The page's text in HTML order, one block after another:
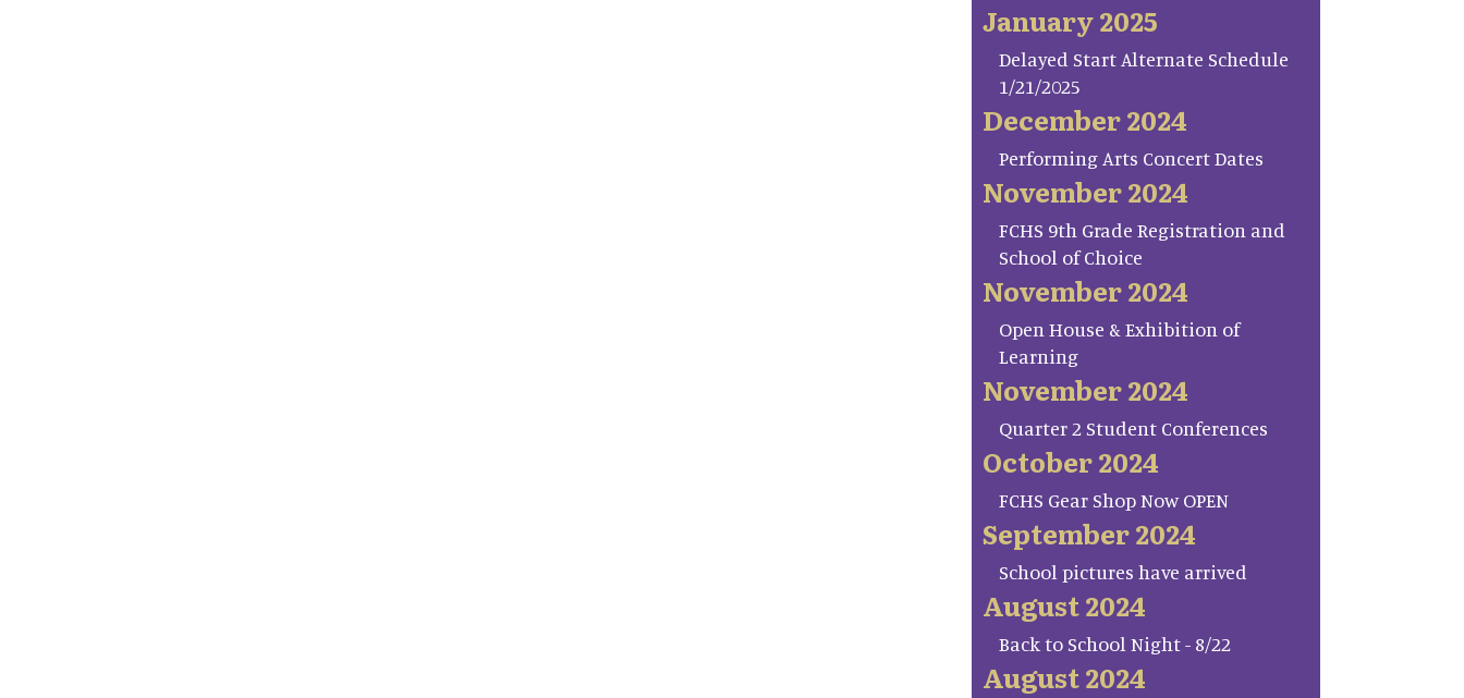
January 2025
Delayed Start Alternate Schedule
1/21/2025
December 2024
Performing Arts Concert Dates
November 2024
FCHS 9th Grade Registration and
School of Choice
November 2024
Open House & Exhibition of
Learning
November 2024
Quarter 2 Student Conferences
October 2024
FCHS Gear Shop Now OPEN
September 2024
School pictures have arrived
August 2024
Back to School Night - 8/22
August 2024